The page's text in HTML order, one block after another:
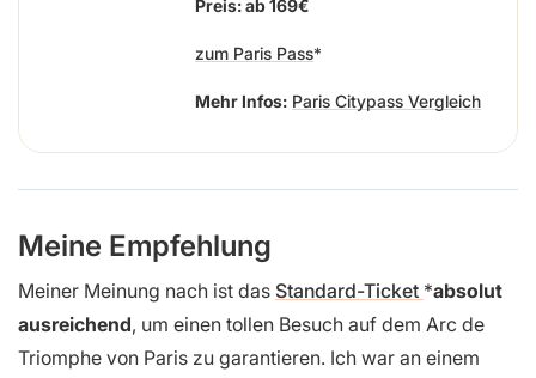
Preis: ab 169€
zum Paris Pass
Mehr Infos: Paris Citypass Vergleich
Meine Empfehlung
Meiner Meinung nach ist das Standard-Ticket absolut
ausreichend, um einen tollen Besuch auf dem Arc de
Triomphe von Paris zu garantieren. Ich war an einem